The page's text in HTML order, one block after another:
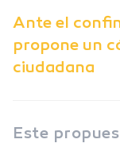
Ante el
propone un
ciudadana
Este